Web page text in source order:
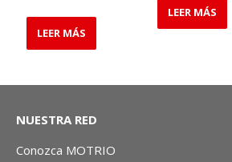
LEER MÁS
LEER MÁS
NUESTRA RED
Conozca MOTRIO